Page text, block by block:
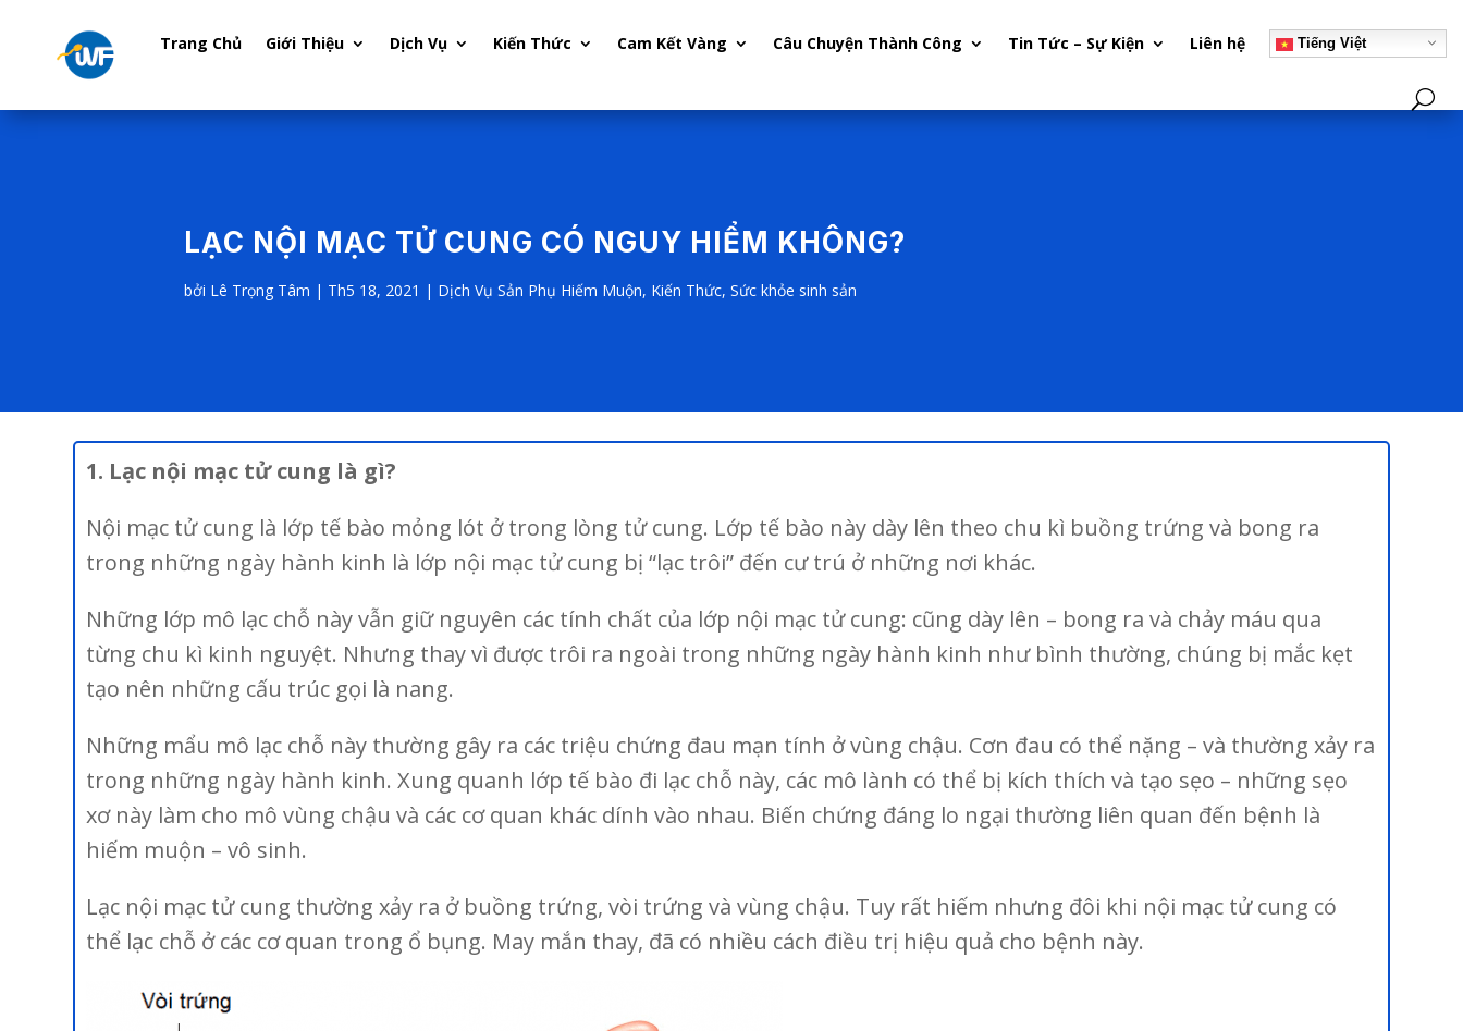
Trang Chủ Giới Thiệu Dịch Vụ Kiến Thức Cam Kết Vàng Câu Chuyện Thành Công Tin Tức – Sự Kiện Liên hệ Tiếng Việt
LẠC NỘI MẠC TỬ CUNG CÓ NGUY HIỂM KHÔNG?
bởi Lê Trọng Tâm | Th5 18, 2021 | Dịch Vụ Sản Phụ Hiếm Muộn, Kiến Thức,Sức khỏe sinh sản
1. Lạc nội mạc tử cung là gì?
Nội mạc tử cung là lớp tế bào mỏng lót ở trong lòng tử cung. Lớp tế bào này dày lên theo chu kì buồng trứng và bong ra
trong những ngày hành kinh là lớp nội mạc tử cung bị “lạc trôi” đến cư trú ở những nơi khác.
Những lớp mô lạc chỗ này vẫn giữ nguyên các tính chất của lớp nội mạc tử cung: cũng dày lên – bong ra và chảy máu qua
từng chu kì kinh nguyệt. Nhưng thay vì được trôi ra ngoài trong những ngày hành kinh như bình thường, chúng bị mắc kẹt
tạo nên những cấu trúc gọi là nang.
Những mẩu mô lạc chỗ này thường gây ra các triệu chứng đau mạn tính ở vùng chậu. Cơn đau có thể nặng – và thường xảy ra
trong những ngày hành kinh. Xung quanh lớp tế bào đi lạc chỗ này, các mô lành có thể bị kích thích và tạo sẹo – những sẹo
xơ này làm cho mô vùng chậu và các cơ quan khác dính vào nhau. Biến chứng đáng lo ngại thường liên quan đến bệnh là
hiếm muộn – vô sinh.
Lạc nội mạc tử cung thường xảy ra ở buồng trứng, vòi trứng và vùng chậu. Tuy rất hiếm nhưng đôi khi nội mạc tử cung có
thể lạc chỗ ở các cơ quan trong ổ bụng. May mắn thay, đã có nhiều cách điều trị hiệu quả cho bệnh này.